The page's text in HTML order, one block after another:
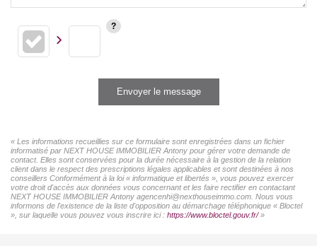
Envoyer le message
« Les informations recueillies sur ce formulaire sont enregistrées dans un fichier
informatisé par NEXT HOUSE IMMOBILIER Antony pour gérer votre demande de
contact. Elles sont conservées pour la durée nécessaire à la gestion de la relation
client dans le respect des prescriptions légales applicables et sont destinées à nos
conseillers Conformément à la loi « informatique et libertés », vous pouvez exercer
votre droit d'accès aux données vous concernant et les faire rectifier en contactant
NEXT HOUSE IMMOBILIER Antony agencenhi@nexthouseimmo.com. Nous vous
informons de l'existence de la liste d'opposition au démarchage téléphonique « Bloctel
», sur laquelle vous pouvez vous inscrire ici : https://www.bloctel.gouv.fr/»